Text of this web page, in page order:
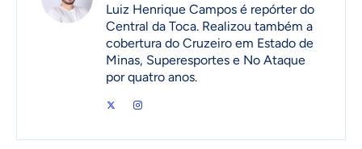
Luiz Henrique Campos é repórter do
Central da Toca. Realizou também a
cobertura do Cruzeiro em Estado de
Minas, Superesportes e No Ataque
por quatro anos.